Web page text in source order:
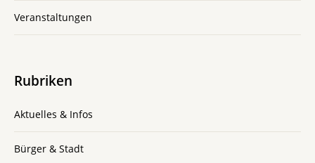
Veranstaltungen
Rubriken
Aktuelles & Infos
Bürger & Stadt